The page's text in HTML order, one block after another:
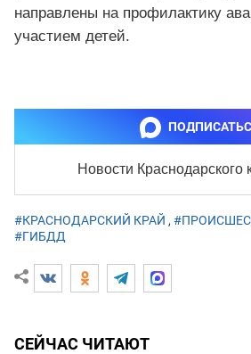
направлены на профилактику
участием детей.
Новости Краснодарского
#КРАСНОДАРСКИЙ КРАЙ ,
#ГИБДД
СЕЙЧАС ЧИТАЮТ